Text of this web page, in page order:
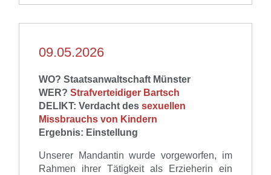
09.05.2026
WO? Staatsanwaltschaft Münster
WER?Strafverteidiger Bartsch
DELIKT:Verdachtdessexuellen
Missbrauchs von Kindern
Ergebnis: Einstellung
Unserer Mandantin wurde vorgeworfen, im
Rahmen ihrer Tätigkeit als Erzieherin ein